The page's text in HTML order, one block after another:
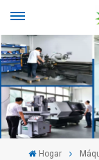
Hogar